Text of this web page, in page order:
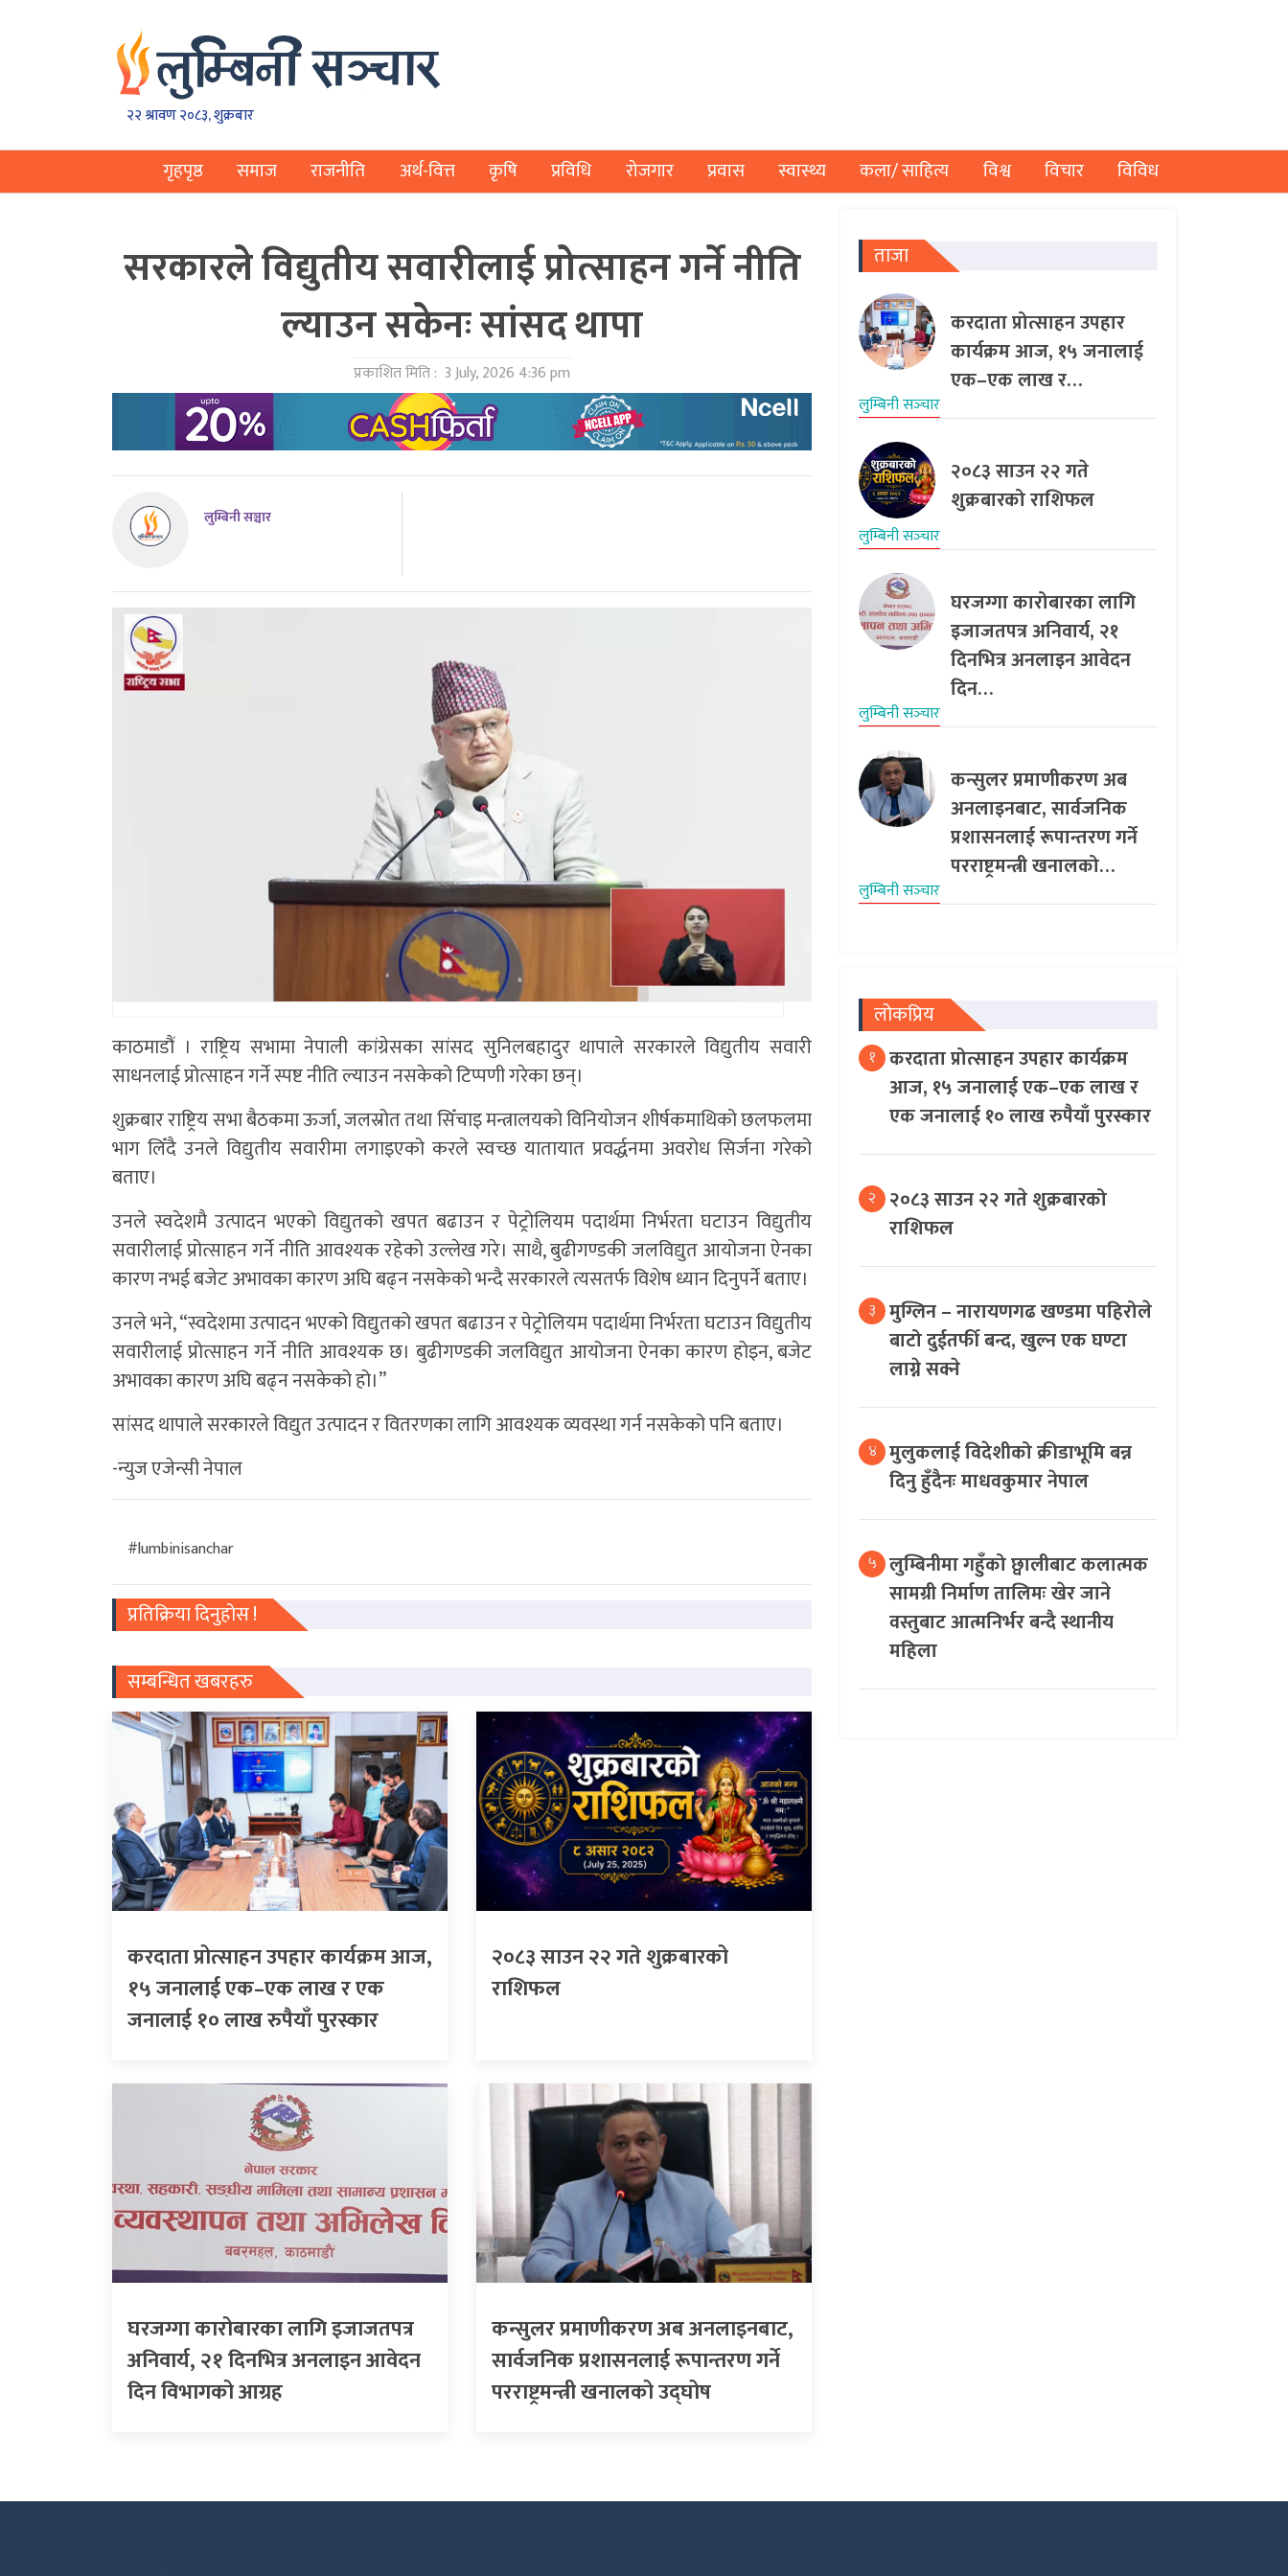
२२ श्रावण २०८३, शुक्रबार
गृहपृष्ठ समाज राजनीति अर्थ-वित्त कृषि प्रविधि रोजगार प्रवास स्वास्थ्य कला/ साहित्य विश्व विचार विविध
सरकारले विद्युतीय सवारीलाई प्रोत्साहन गर्ने नीति
ल्याउन सकेनः सांसद थापा
प्रकाशित मिति : 3 July, 2026 4:36 pm
लुम्बिनी सञ्चार
काठमाडौं । राष्ट्रिय सभामा नेपाली कांग्रेसका सांसद सुनिलबहादुर थापाले सरकारले विद्युतीय सवारी
साधनलाई प्रोत्साहन गर्ने स्पष्ट नीति ल्याउन नसकेको टिप्पणी गरेका छन्।
शुक्रबार राष्ट्रिय सभा बैठकमा ऊर्जा, जलस्रोत तथा सिँचाइ मन्त्रालयको विनियोजन शीर्षकमाथिको छलफलमा
भाग लिँदै उनले विद्युतीय सवारीमा लगाइएको करले स्वच्छ यातायात प्रवर्द्धनमा अवरोध सिर्जना गरेको
बताए।
उनले स्वदेशमै उत्पादन भएको विद्युतको खपत बढाउन र पेट्रोलियम पदार्थमा निर्भरता घटाउन विद्युतीय
सवारीलाई प्रोत्साहन गर्ने नीति आवश्यक रहेको उल्लेख गरे। साथै, बुढीगण्डकी जलविद्युत आयोजना ऐनका
कारण नभई बजेट अभावका कारण अघि बढ्न नसकेको भन्दै सरकारले त्यसतर्फ विशेष ध्यान दिनुपर्ने बताए।
उनले भने, “स्वदेशमा उत्पादन भएको विद्युतको खपत बढाउन र पेट्रोलियम पदार्थमा निर्भरता घटाउन विद्युतीय
सवारीलाई प्रोत्साहन गर्ने नीति आवश्यक छ। बुढीगण्डकी जलविद्युत आयोजना ऐनका कारण होइन, बजेट
अभावका कारण अघि बढ्न नसकेको हो।”
सांसद थापाले सरकारले विद्युत उत्पादन र वितरणका लागि आवश्यक व्यवस्था गर्न नसकेको पनि बताए।
-न्युज एजेन्सी नेपाल
#lumbinisanchar
प्रतिक्रिया दिनुहोस !
सम्बन्धित खबरहरु
करदाता प्रोत्साहन उपहार कार्यक्रम आज,
१५ जनालाई एक–एक लाख र एक
जनालाई १० लाख रुपैयाँ पुरस्कार
२०८३ साउन २२ गते शुक्रबारको
राशिफल
घरजग्गा कारोबारका लागि इजाजतपत्र
अनिवार्य, २१ दिनभित्र अनलाइन आवेदन
दिन विभागको आग्रह
कन्सुलर प्रमाणीकरण अब अनलाइनबाट,
सार्वजनिक प्रशासनलाई रूपान्तरण गर्ने
परराष्ट्रमन्त्री खनालको उद्घोष
ताजा
करदाता प्रोत्साहन उपहार
कार्यक्रम आज, १५ जनालाई
एक–एक लाख र…
लुम्बिनी सञ्‍चार
२०८३ साउन २२ गते
शुक्रबारको राशिफल
लुम्बिनी सञ्‍चार
घरजग्गा कारोबारका लागि
इजाजतपत्र अनिवार्य, २१
दिनभित्र अनलाइन आवेदन
दिन…
लुम्बिनी सञ्‍चार
कन्सुलर प्रमाणीकरण अब
अनलाइनबाट, सार्वजनिक
प्रशासनलाई रूपान्तरण गर्ने
परराष्ट्रमन्त्री खनालको…
लुम्बिनी सञ्‍चार
लोकप्रिय
१ करदाता प्रोत्साहन उपहार कार्यक्रम
आज, १५ जनालाई एक–एक लाख र
एक जनालाई १० लाख रुपैयाँ पुरस्कार
२ २०८३ साउन २२ गते शुक्रबारको
राशिफल
३ मुग्लिन – नारायणगढ खण्डमा पहिरोले
बाटो दुईतर्फी बन्द, खुल्न एक घण्टा
लाग्ने सक्ने
४ मुलुकलाई विदेशीको क्रीडाभूमि बन्न
दिनु हुँदैनः माधवकुमार नेपाल
५ लुम्बिनीमा गहुँको छ्वालीबाट कलात्मक
सामग्री निर्माण तालिमः खेर जाने
वस्तुबाट आत्मनिर्भर बन्दै स्थानीय
महिला